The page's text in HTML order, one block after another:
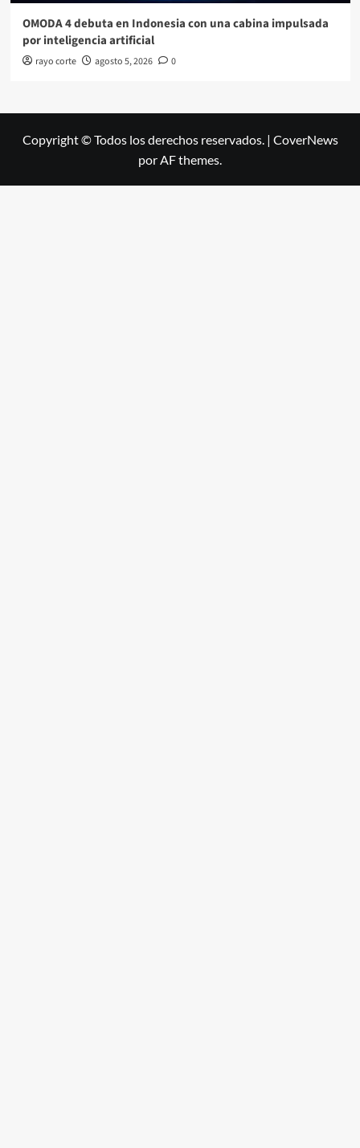
OMODA 4 debuta en Indonesia con una cabina impulsada
por inteligencia artificial
rayo corte agosto 5, 2026 0
Copyright © Todos los derechos reservados. | CoverNews
por AF themes.